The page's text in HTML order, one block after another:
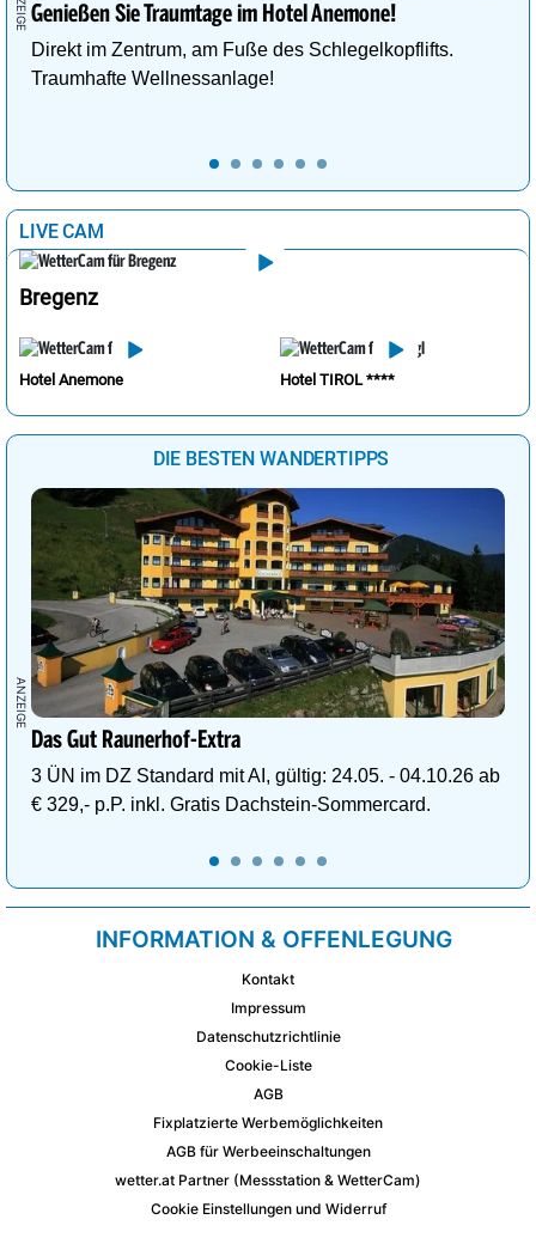
Genießen Sie Traumtage im Hotel Anemone!
Direkt im Zentrum, am Fuße des Schlegelkopflifts.
Traumhafte Wellnessanlage!
LIVE CAM
Bregenz
Hotel Anemone Hotel TIROL ****
DIE BESTEN WANDERTIPPS
Das Gut Raunerhof-Extra
3 ÜN im DZ Standard mit AI, gültig: 24.05. - 04.10.26 ab
€ 329,- p.P. inkl. Gratis Dachstein-Sommercard.
INFORMATION & OFFENLEGUNG
Kontakt
Impressum
Datenschutzrichtlinie
Cookie-Liste
AGB
Fixplatzierte Werbemöglichkeiten
AGB für Werbeeinschaltungen
wetter.at Partner (Messstation & WetterCam)
Cookie Einstellungen und Widerruf